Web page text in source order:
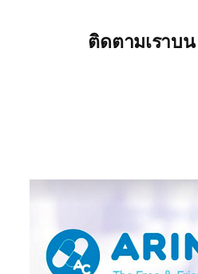
ติดตามเราบ